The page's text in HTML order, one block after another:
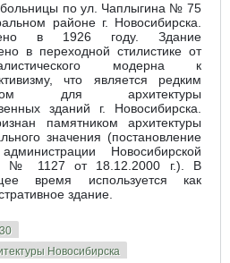
по ул. Чаплыгина № 75
районе г. Новосибирска.
в 1926 году. Здание
в переходной стилистике от
модерна к
что является редким
для архитектуры
зданий г. Новосибирска.
памятником архитектуры
значения (постановление
Новосибирской
№ 1127 от 18.12.2000 г.). В
время используется как
здание.
Новосибирска